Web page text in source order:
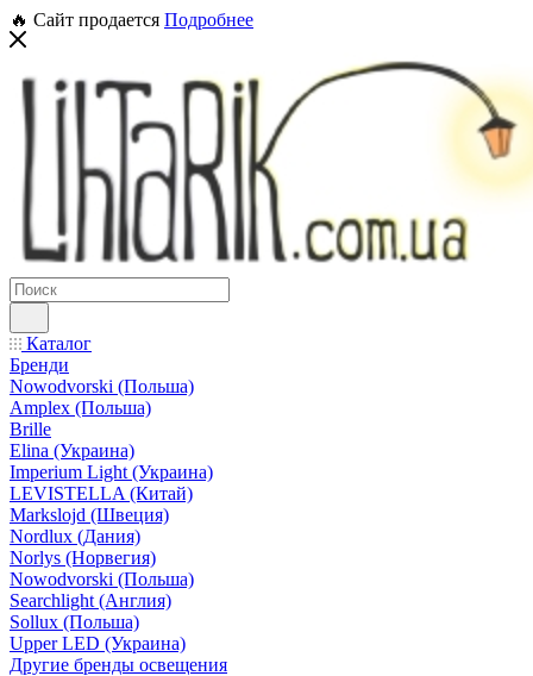
🔥 Сайт продается Подробнее
Каталог
Бренди
Nowodvorski (Польша)
Amplex (Польша)
Brille
Elina (Украина)
Imperium Light (Украина)
LEVISTELLA (Китай)
Markslojd (Швеция)
Nordlux (Дания)
Norlys (Норвегия)
Nowodvorski (Польша)
Searchlight (Англия)
Sollux (Польша)
Upper LED (Украина)
Другие бренды освещения